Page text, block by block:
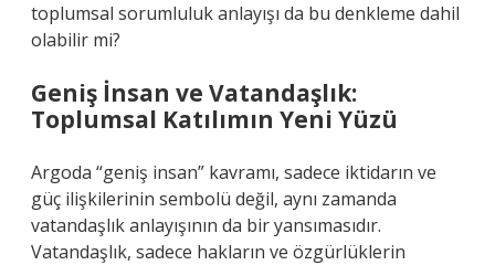
toplumsal sorumluluk anlayışı da bu denkleme dahil
olabilir mi?
Geniş İnsan ve Vatandaşlık:
Toplumsal Katılımın Yeni Yüzü
Argoda “geniş insan” kavramı, sadece iktidarın ve
güç ilişkilerinin sembolü değil, aynı zamanda
vatandaşlık anlayışının da bir yansımasıdır.
Vatandaşlık, sadece hakların ve özgürlüklerin